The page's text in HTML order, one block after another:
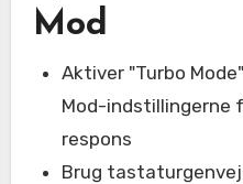
Mod
Aktiver "Turbo
Mod-indstillingerne
respons
Brug